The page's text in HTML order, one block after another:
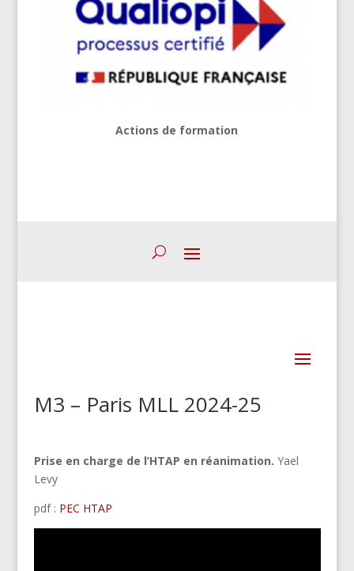
Actions de formation
M3 – Paris MLL 2024-25
Prise en charge de l’HTAP en réanimation. Yael
Levy
pdf : PEC HTAP